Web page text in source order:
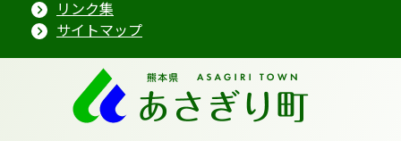
リンク集
サイトマップ